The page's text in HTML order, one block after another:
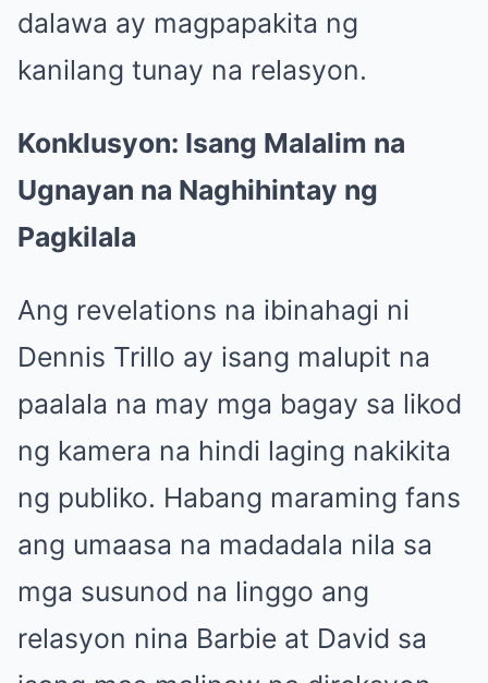
dalawa ay magpapakita ng
kanilang tunay na relasyon.
Konklusyon: Isang Malalim na
Ugnayan na Naghihintay ng
Pagkilala
Ang revelations na ibinahagi ni
Dennis Trillo ay isang malupit na
paalala na may mga bagay sa likod
ng kamera na hindi laging nakikita
ng publiko. Habang maraming fans
ang umaasa na madadala nila sa
mga susunod na linggo ang
relasyon nina Barbie at David sa